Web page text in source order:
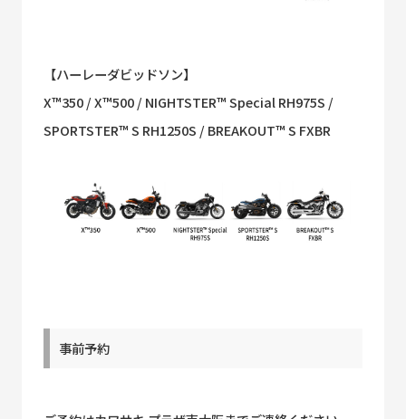
【ハーレーダビッドソン】
X™350 / X™500 / NIGHTSTER™ Special RH975S /
SPORTSTER™ S RH1250S / BREAKOUT™ S FXBR
事前予約